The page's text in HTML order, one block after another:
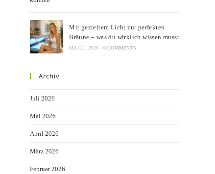
Mit gezieltem Licht zur perfekten
Bräune – was du wirklich wissen musst
MAI 21, 2026 / 0 COMMENTS
Archiv
Juli 2026
Mai 2026
April 2026
März 2026
Februar 2026